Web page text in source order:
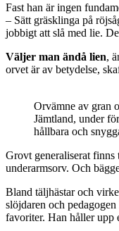
Fast han är ingen
– Sätt gräsklinga på
jobbigt att slå med lie.
Väljer man ändå lien,
orvet är av betydelse,
Orvämne av gran
Jämtland, under
hållbara och
Grovt generaliserat
underarmsorv. Och
Bland täljhästar och
slöjdaren och
favoriter. Han håller upp